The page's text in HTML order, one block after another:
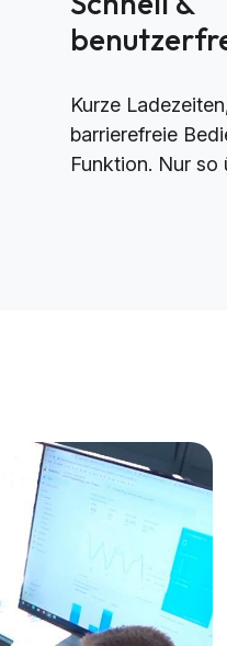
Kurze
barrierefreie
Funktion. Nur so